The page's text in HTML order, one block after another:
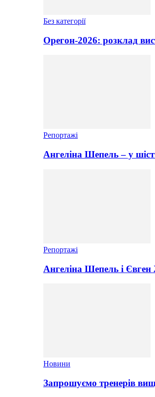
Без категорії
Орегон-2026: розклад
Репортажі
Ангеліна Шепель – у
Репортажі
Ангеліна Шепель і
Новини
Запрошуємо тренерів